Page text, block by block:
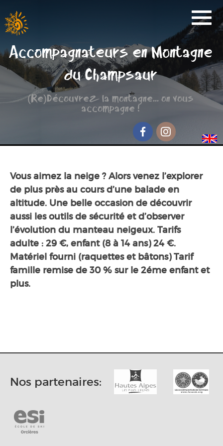
Accompagnateurs en Montagne
du Champsaur
(Re)Découvrez la montagne... on vous
accompagne !
FacebookInstagram
Activités
Réservation
Nos Partenaires
Scolaire
Groupe de randonnée
Séjour jeunesse
Contact et accès
Vous aimez la neige ? Alors venez l’explorer
de plus près au cours d’une balade en
altitude. Une belle occasion de découvrir
aussi les outils de sécurité et d’observer
l’évolution du manteau neigeux. Tarifs
adulte : 29 €, enfant (8 à 14 ans) 24 €.
Matériel fourni (raquettes et bâtons) Tarif
famille remise de 30 % sur le 2éme enfant et
plus.
Nos partenaires: